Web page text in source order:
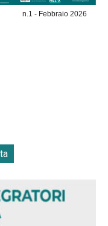
n.1 - Febbraio 2026